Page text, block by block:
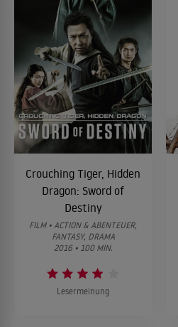
Crouching Tiger, Hidden
Dragon: Sword of
Destiny
FILM • ACTION & ABENTEUER,
FANTASY, DRAMA
2016 • 100 MIN.
Lesermeinung